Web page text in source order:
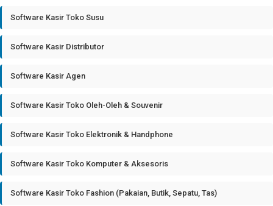
Software Kasir Toko Susu
Software Kasir Distributor
Software Kasir Agen
Software Kasir Toko Oleh-Oleh & Souvenir
Software Kasir Toko Elektronik & Handphone
Software Kasir Toko Komputer & Aksesoris
Software Kasir Toko Fashion (Pakaian, Butik, Sepatu, Tas)